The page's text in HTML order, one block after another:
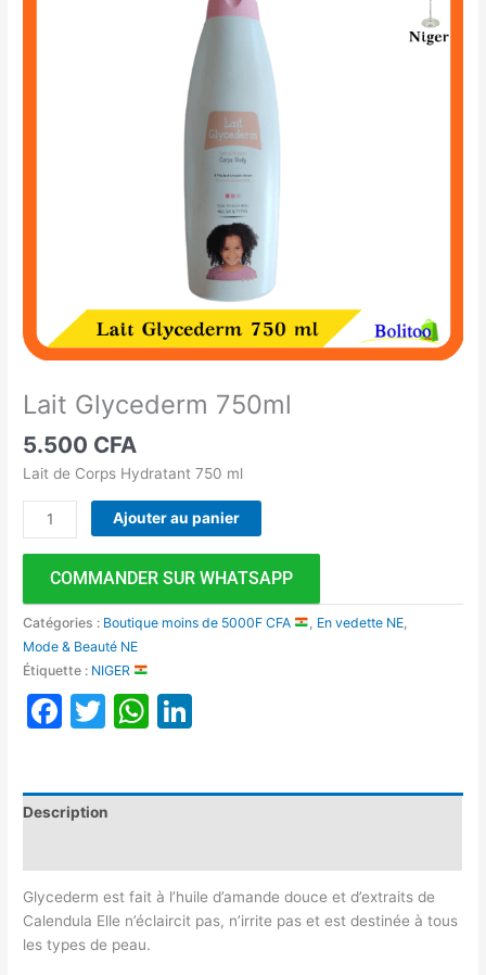
Lait Glycederm 750ml
5.500 CFA
Lait de Corps Hydratant 750 ml
Ajouter au panier
COMMANDER SUR WHATSAPP
Catégories : Boutique moins de 5000F CFA En vedette NE
Mode & Beauté NE
Étiquette : NIGER
Facebook
TwitterWhatsApp
Description
Glycederm est fait à l’huile d’amande douce et d’extraits de
Calendula Elle n’éclaircit pas, n’irrite pas et est destinée à tous
les types de peau.